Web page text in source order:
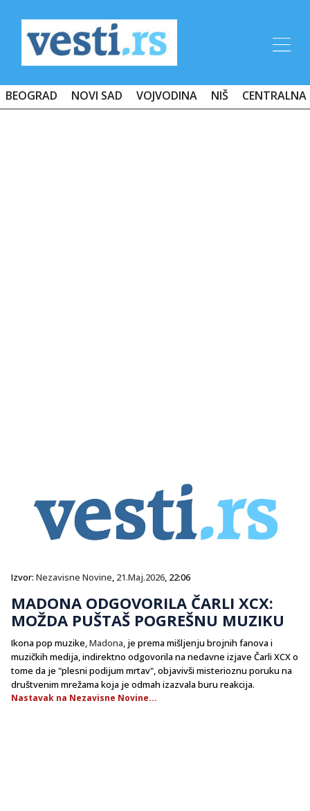
BEOGRAD NOVI SAD VOJVODINA NIŠ CENTRALNA
Izvor: Nezavisne Novine, 21.Maj.2026, 22:06
MADONA ODGOVORILA ČARLI XCX:
MOŽDA PUŠTAŠ POGREŠNU MUZIKU
​Ikona pop muzike,Madona, je prema mišljenju brojnih fanova i
muzičkih medija, indirektno odgovorila na nedavne izjave Čarli XCX o
tome da je "plesni podijum mrtav", objavivši misterioznu poruku na
društvenim mrežama koja je odmah izazvala buru reakcija.
Nastavak na Nezavisne Novine...